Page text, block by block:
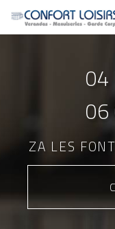
ZA LES